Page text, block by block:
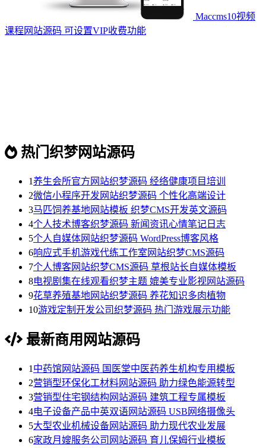
Maccms10视频
课程网站源码 可设置VIP收费功能
热门织梦网站源码
1养生会所官方网站织梦源码 经络健康项目培训
2微信小程序开发网站织梦源码 个性化高端设计
3马匹饲养基地网站模板 织梦CMS开发英文源码
4个人技术博客织梦源码 新闻资讯心情笔记日志
5个人自媒体网站织梦源码 WordPress博客风格
6响应式手机游戏代练工作室网站织梦CMS源码
7个人博客网站织梦CMS源码 草根站长自媒体模板
8电视剧集在线观看织梦主题 媲美专业影视网站源码
9花草养殖基地网站织梦源码 养花知识多肉植物
10游戏定制开发公司织梦源码 热门游戏展示功能
最新商用网站源码
1 中药馆网站源码 国医堂中医药养生机构专用模板
2营销型环保化工材料网站源码 助力绿色能源转型
3营销型住宅钢结构网站源码 建筑工程专属模板
4电子设备产品中英双语网站源码 USB网络摄像头
5大型农业机械设备网站源码 助力现代农业发展
6家政月嫂服务公司网站源码 育儿保姆行业模板